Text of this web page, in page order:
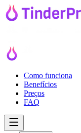
Como funciona
Benefícios
Preços
FAQ